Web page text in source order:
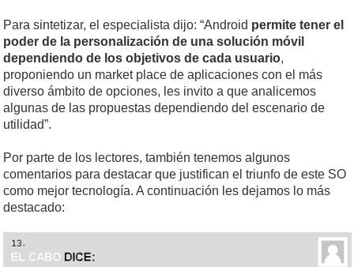
Para sintetizar, el especialista dijo: “Android permite tener el
poder de la personalización de una solución móvil
dependiendo de los objetivos de cada usuario,
proponiendo un market place de aplicaciones con el más
diverso ámbito de opciones, les invito a que analicemos
algunas de las propuestas dependiendo del escenario de
utilidad”.
Por parte de los lectores, también tenemos algunos
comentarios para destacar que justifican el triunfo de este SO
como mejor tecnología. A continuación les dejamos lo más
destacado: